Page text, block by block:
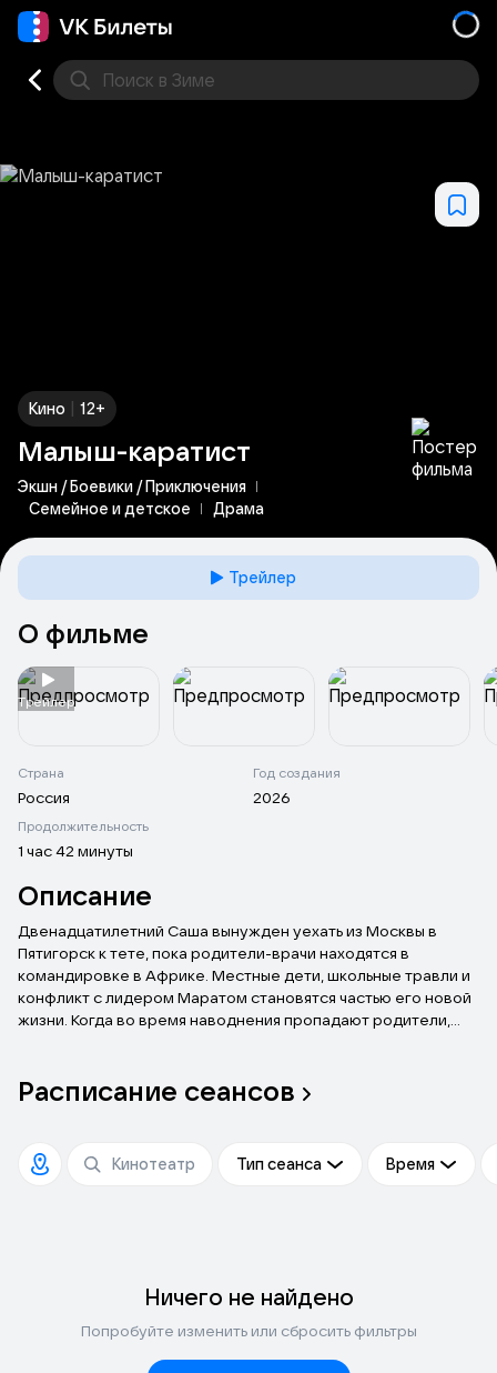
Поиск в Зиме
Кино | 12+
Малыш-каратист
Экшн / Боевики / Приключения
Семейное и детское
Драма
Трейлер
О фильме
Tрейлер
Страна
Россия
Год создания
2026
Продолжительность
1 час 42 минуты
Описание
Двенадцатилетний Саша вынужден уехать из Москвы в
Пятигорск к тете, пока родители-врачи находятся в
командировке в Африке. Местные дети, школьные травли и
конфликт с лидером Маратом становятся частью его новой
жизни. Когда во время наводнения пропадают родители,
Дмитрий и его дочь Маша помогают ему преодолеть страх,
Расписание сеансов
Тип сеанса Время
Ничего не найдено
Попробуйте изменить или сбросить фильтры